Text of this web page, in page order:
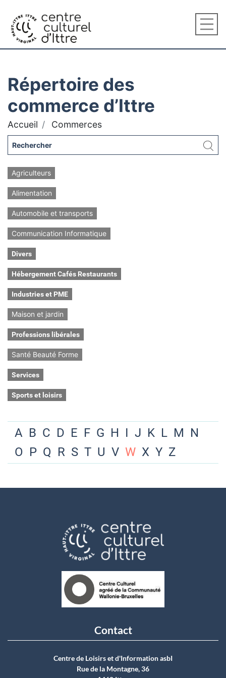
Répertoire des
commerce d’Ittre
Accueil Commerces
Agriculteurs
Alimentation
Automobile et transports
Communication Informatique
Divers
Hébergement Cafés Restaurants
Industries et PME
Maison et jardin
Professions libérales
Santé Beauté Forme
Services
Sports et loisirs
A B C D E F G H I J K L M N
O P Q R S T U V W X Y Z
Contact
Centre de Loisirs et d'Information asbI
Rue de la Montagne, 36